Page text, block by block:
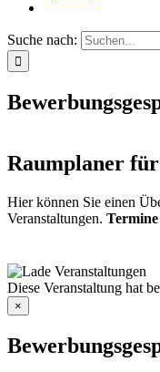
Suche nach:
Raumplaner
Hier können Sie einen
Veranstaltungen.
Diese Veranstaltung hat
×